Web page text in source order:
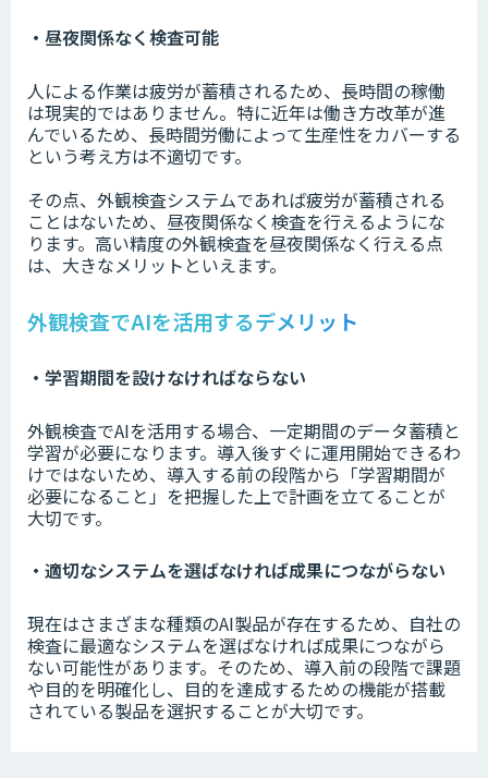
・昼夜関係なく検査可能
人による作業は疲労が蓄積されるため、長時間の稼働
は現実的ではありません。特に近年は働き方改革が進
んでいるため、長時間労働によって生産性をカバーする
という考え方は不適切です。
その点、外観検査システムであれば疲労が蓄積される
ことはないため、昼夜関係なく検査を行えるようにな
ります。高い精度の外観検査を昼夜関係なく行える点
は、大きなメリットといえます。
外観検査でAIを活用するデメリット
・学習期間を設けなければならない
外観検査でAIを活用する場合、一定期間のデータ蓄積と
学習が必要になります。導入後すぐに運用開始できるわ
けではないため、導入する前の段階から「学習期間が
必要になること」を把握した上で計画を立てることが
大切です。
・適切なシステムを選ばなければ成果につながらない
現在はさまざまな種類のAI製品が存在するため、自社の
検査に最適なシステムを選ばなければ成果につながら
ない可能性があります。そのため、導入前の段階で課題
や目的を明確化し、目的を達成するための機能が搭載
されている製品を選択することが大切です。